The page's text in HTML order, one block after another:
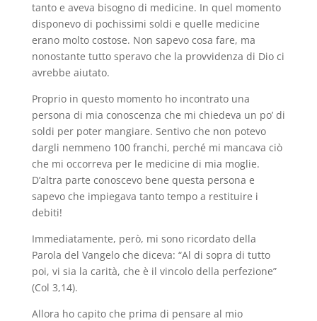
tanto e aveva bisogno di medicine. In quel momento
disponevo di pochissimi soldi e quelle medicine
erano molto costose. Non sapevo cosa fare, ma
nonostante tutto speravo che la provvidenza di Dio ci
avrebbe aiutato.
Proprio in questo momento ho incontrato una
persona di mia conoscenza che mi chiedeva un po’ di
soldi per poter mangiare. Sentivo che non potevo
dargli nemmeno 100 franchi, perché mi mancava ciò
che mi occorreva per le medicine di mia moglie.
D’altra parte conoscevo bene questa persona e
sapevo che impiegava tanto tempo a restituire i
debiti!
Immediatamente, però, mi sono ricordato della
Parola del Vangelo che diceva: “Al di sopra di tutto
poi, vi sia la carità, che è il vincolo della perfezione”
(Col 3,14).
Allora ho capito che prima di pensare al mio